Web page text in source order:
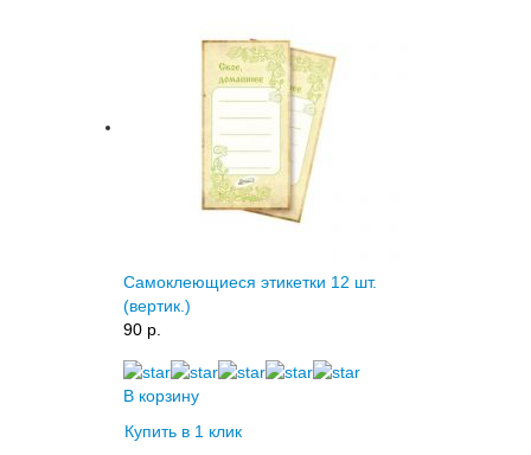
Самоклеющиеся этикетки 12 шт.
(вертик.)
90 p.
В корзину
Купить в 1 клик